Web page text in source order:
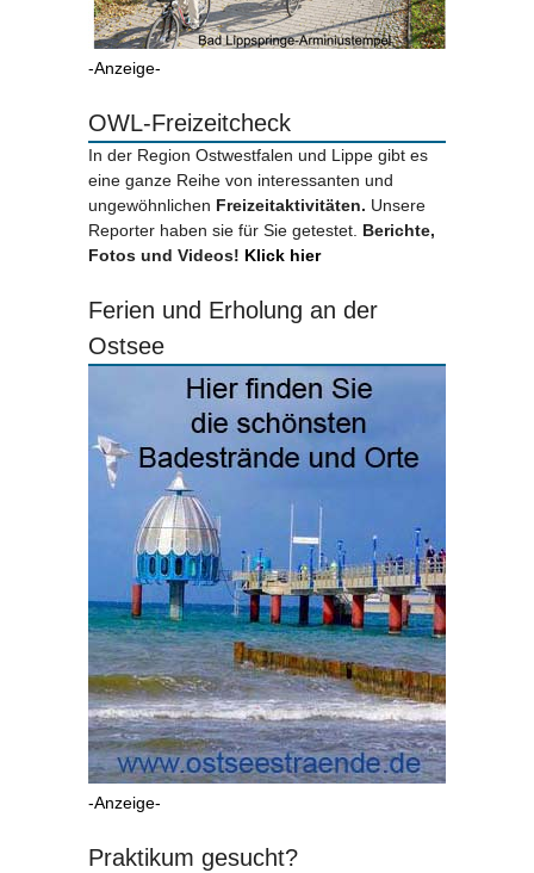
-Anzeige-
OWL-Freizeitcheck
In der Region Ostwestfalen und Lippe gibt es
eine ganze Reihe von interessanten und
ungewöhnlichen Freizeitaktivitäten. Unsere
Reporter haben sie für Sie getestet. Berichte,
Fotos und Videos! Klick hier
Ferien und Erholung an der
Ostsee
-Anzeige-
Praktikum gesucht?